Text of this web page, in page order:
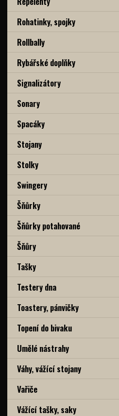
Rohatinky, spojky
Rollbally
Rybářské doplňky
Signalizátory
Sonary
Spacáky
Stojany
Stolky
Swingery
Šňůrky
Šňůrky potahované
Šňůry
Tašky
Testery dna
Toastery, pánvičky
Topení do bivaku
Umělé nástrahy
Váhy, vážící stojany
Vařiče
Vážící tašky, saky